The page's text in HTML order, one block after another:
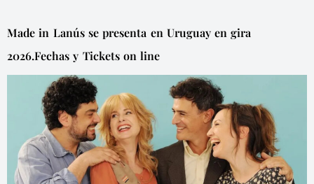
Made in Lanús se presenta en Uruguay en gira
2026.Fechas y Tickets on line